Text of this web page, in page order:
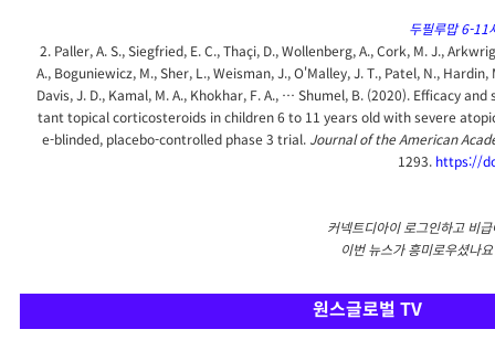
두필루맙 6-11
2. Paller, A. S., Siegfried, E. C., Thaçi, D., Wollenberg, A., Cork, M. J.,
A., Boguniewicz, M., Sher, L., Weisman, J., O'Malley, J. T., Patel, N., Hardin,
Davis, J. D., Kamal, M. A., Khokhar, F. A., … Shumel, B. (2020). Efficacy
tant topical corticosteroids in children 6 to 11 years old with severe
e-blinded, placebo-controlled phase 3 trial. Journal of the American
1293. https://
커넥트디아이 로그인하고 비
이번 뉴스가 흥미로우셨나
원스글로벌 TV